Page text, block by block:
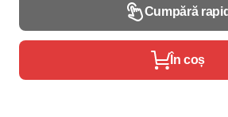
Cumpără rapid
În coș